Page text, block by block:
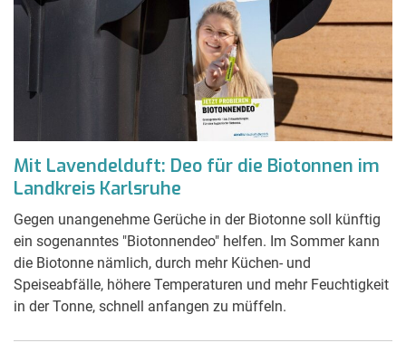
Mit Lavendelduft: Deo für die Biotonnen im
Landkreis Karlsruhe
Gegen unangenehme Gerüche in der Biotonne soll künftig
ein sogenanntes "Biotonnendeo" helfen. Im Sommer kann
die Biotonne nämlich, durch mehr Küchen- und
Speiseabfälle, höhere Temperaturen und mehr Feuchtigkeit
in der Tonne, schnell anfangen zu müffeln.